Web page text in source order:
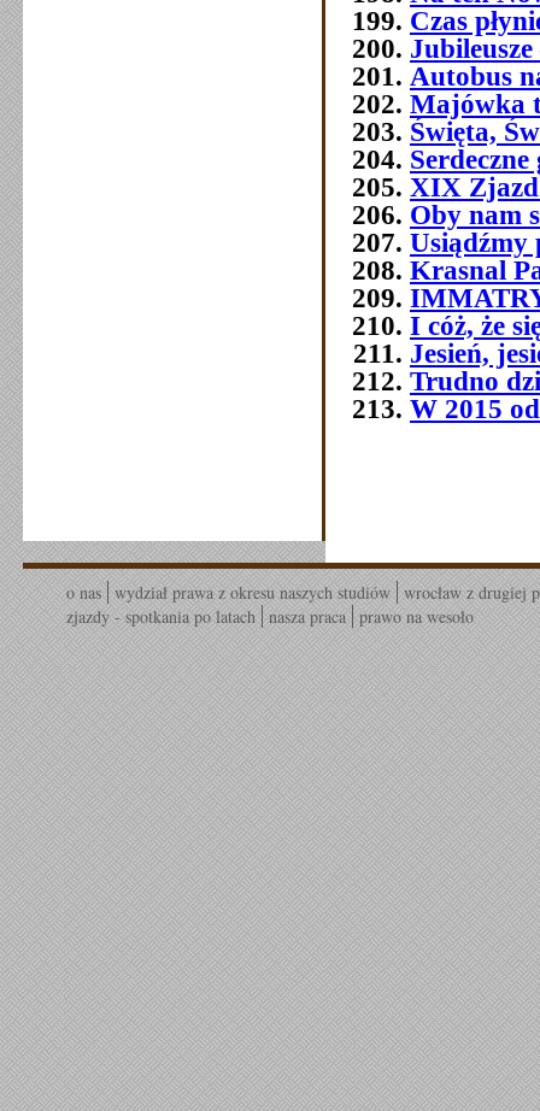
Czas
Autobus
Majówka
Święta,
XIX
Oby nam
Usiądźmy
Krasnal
I cóż, że
Jesień,
Trudno
W 2015
o nas wydział prawa z okresu naszych studiów wrocław z drugiej
zjazdy - spotkania po latach nasza praca prawo na wesoło